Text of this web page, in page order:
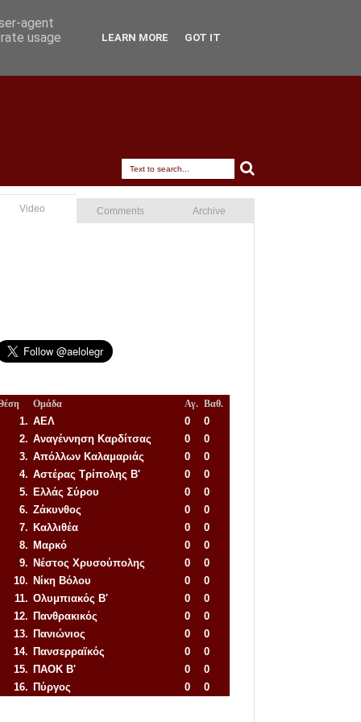
Video Comments Archive
Ομάδα Αγ. Βαθ.
1. ΑΕΛ 0
0
2. Αναγέννηση Καρδίτσας 0
0
3. Απόλλων Καλαμαριάς 0
0
4. Αστέρας Τρίπολης Β' 0
0
5. Ελλάς Σύρου 0
0
6. Ζάκυνθος 0
0
7. Καλλιθέα 0
0
8. Μαρκό 0
0
9. Νέστος Χρυσούπολης 0
0
10. Νίκη Βόλου 0
0
11. Ολυμπιακός Β' 0
0
12. Πανθρακικός 0
0
13. Πανιώνιος 0
0
14. Πανσερραϊκός 0
0
15. ΠΑΟΚ Β' 0
0
16. Πύργος 0
0
agent
usage
LEARN MORE GOT IT